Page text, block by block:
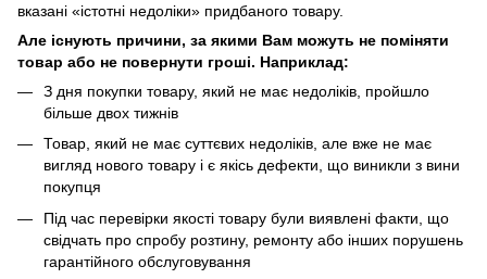
вказані «істотні недоліки» придбаного товару.
Але існують причини, за якими Вам можуть не поміняти
товар або не повернути гроші. Наприклад:
З дня покупки товару, який не має недоліків, пройшло
більше двох тижнів
Товар, який не має суттєвих недоліків, але вже не має
вигляд нового товару і є якісь дефекти, що виникли з вини
покупця
Під час перевірки якості товару були виявлені факти, що
свідчать про спробу розтину, ремонту або інших порушень
гарантійного обслуговування